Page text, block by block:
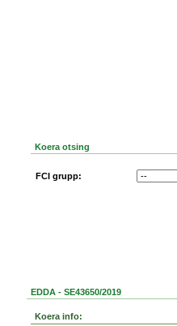
Koera otsing
FCI grupp:
EDDA - SE43650/2019
Koera info: